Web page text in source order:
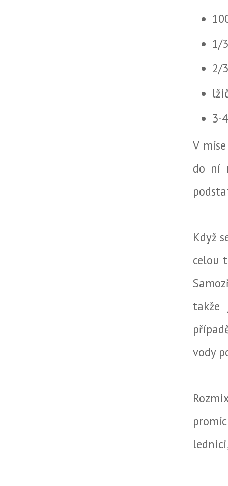
1/
2/
3-
V
do ní
Když
celou
takže
vody